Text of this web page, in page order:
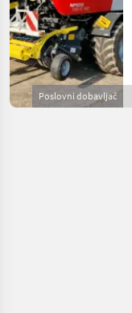
Poslovni dobavljač